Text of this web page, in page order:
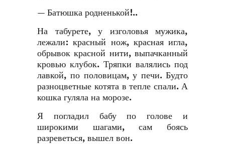
— Батюшка родненькой!..
На табурете, у изголовья мужика,
лежали: красный нож, красная игла,
обрывок красной нити, выпачканный
кровью клубок. Тряпки валялись под
лавкой, по половицам, у печи. Будто
разноцветные котята в тепле спали. А
кошка гуляла на морозе.
Я погладил бабу по голове и
широкими шагами, сам боясь
разреветься, вышел вон.